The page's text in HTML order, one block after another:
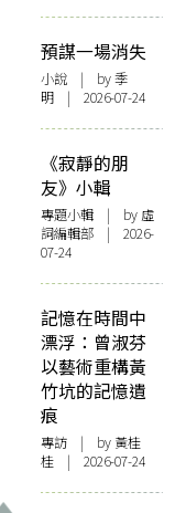
預謀一場消失
小說 | by 季
明 | 2026-07-24
《寂靜的朋
友》小輯
專題小輯 | by 虛
詞編輯部 | 2026-
07-24
記憶在時間中
漂浮：曾淑芬
以藝術重構黃
竹坑的記憶遺
痕
專訪 | by 黃桂
桂 | 2026-07-24